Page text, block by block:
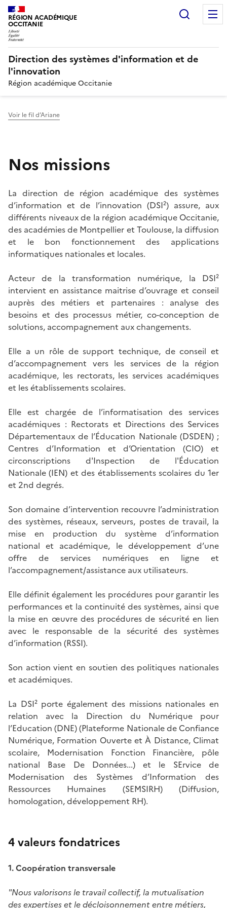
RÉGION ACADÉMIQUE
OCCITANIE
Direction des systèmes d'information et de
l'innovation
Région académique Occitanie
Voir le fil d’Ariane
Nos missions
La direction de région académique des systèmes
d’information et de l’innovation (DSI²) assure, aux
différents niveaux de la région académique Occitanie,
des académies de Montpellier et Toulouse, la diffusion
et le bon fonctionnement des applications
informatiques nationales et locales.
Acteur de la transformation numérique, la DSI²
intervient en assistance maitrise d’ouvrage et conseil
auprès des métiers et partenaires : analyse des
besoins et des processus métier, co-conception de
solutions, accompagnement aux changements.
Elle a un rôle de support technique, de conseil et
d’accompagnement vers les services de la région
académique, les rectorats, les services académiques
et les établissements scolaires.
Elle est chargée de l’informatisation des services
académiques : Rectorats et Directions des Services
Départementaux de l’Éducation Nationale (DSDEN) ;
Centres d’Information et d’Orientation (CIO) et
circonscriptions d'Inspection de l'Éducation
Nationale (IEN) et des établissements scolaires du 1er
et 2nd degrés.
Son domaine d’intervention recouvre l’administration
des systèmes, réseaux, serveurs, postes de travail, la
mise en production du système d’information
national et académique, le développement d’une
offre de services numériques en ligne et
l’accompagnement/assistance aux utilisateurs.
Elle définit également les procédures pour garantir les
performances et la continuité des systèmes, ainsi que
la mise en œuvre des procédures de sécurité en lien
avec le responsable de la sécurité des systèmes
d’information (RSSI).
Son action vient en soutien des politiques nationales
et académiques.
La DSI² porte également des missions nationales en
relation avec la Direction du Numérique pour
l’Education (DNE) (Plateforme Nationale de Confiance
Numérique, Formation Ouverte et À Distance, Climat
scolaire, Modernisation Fonction Financière, pôle
national Base De Données...) et le SErvice de
Modernisation des Systèmes d’Information des
Ressources Humaines (SEMSIRH) (Diffusion,
homologation, développement RH).
4 valeurs fondatrices
1. Coopération transversale
"Nous valorisons le travail collectif, la mutualisation
des expertises et le décloisonnement entre métiers,